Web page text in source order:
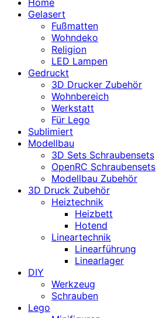
Gelasert
Fußmatten
Wohndeko
Religion
LED Lampen
Gedruckt
3D Drucker Zubehör
Wohnbereich
Werkstatt
Für Lego
Sublimiert
Modellbau
3D Sets Schraubensets
OpenRC Schraubensets
Modellbau Zubehör
3D Druck Zubehör
Heiztechnik
Heizbett
Hotend
Lineartechnik
Linearführung
Linearlager
DIY
Werkzeug
Schrauben
Lego